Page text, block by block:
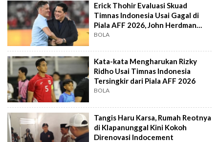
Erick Thohir Evaluasi Skuad
Timnas Indonesia Usai Gagal di
Piala AFF 2026, John Herdman
Out?
BOLA
Kata-kata Mengharukan Rizky
Ridho Usai Timnas Indonesia
Tersingkir dari Piala AFF 2026
BOLA
Tangis Haru Karsa, Rumah Reotnya
di Klapanunggal Kini Kokoh
Direnovasi Indocement